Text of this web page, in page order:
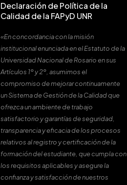
Declaración de Política de la
Calidad de la FAPyD UNR
«En concordancia con la misión
institucional enunciada en el Estatuto de la
Universidad Nacional de Rosario en sus
Artículos 1º y 2º, asumimos el
compromiso de mejorar continuamente
un Sistema de Gestión de la Calidad que
ofrezca un ambiente de trabajo
satisfactorio y garantías de seguridad,
transparencia y eficacia de los procesos
relativos al registro y certificación de la
formación del estudiante, que cumpla con
los requisitos aplicables y asegure la
confianza y satisfacción de nuestros